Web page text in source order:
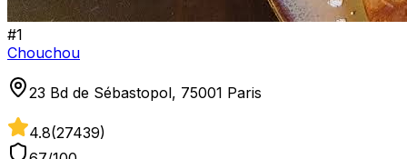
#1
Chouchou
23 Bd de Sébastopol, 75001 Paris
4.8(27439)